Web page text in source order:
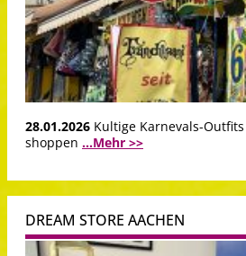
28.01.2026 Kultige Karnevals-
shoppen ...Mehr >>
DREAM STORE AACHEN